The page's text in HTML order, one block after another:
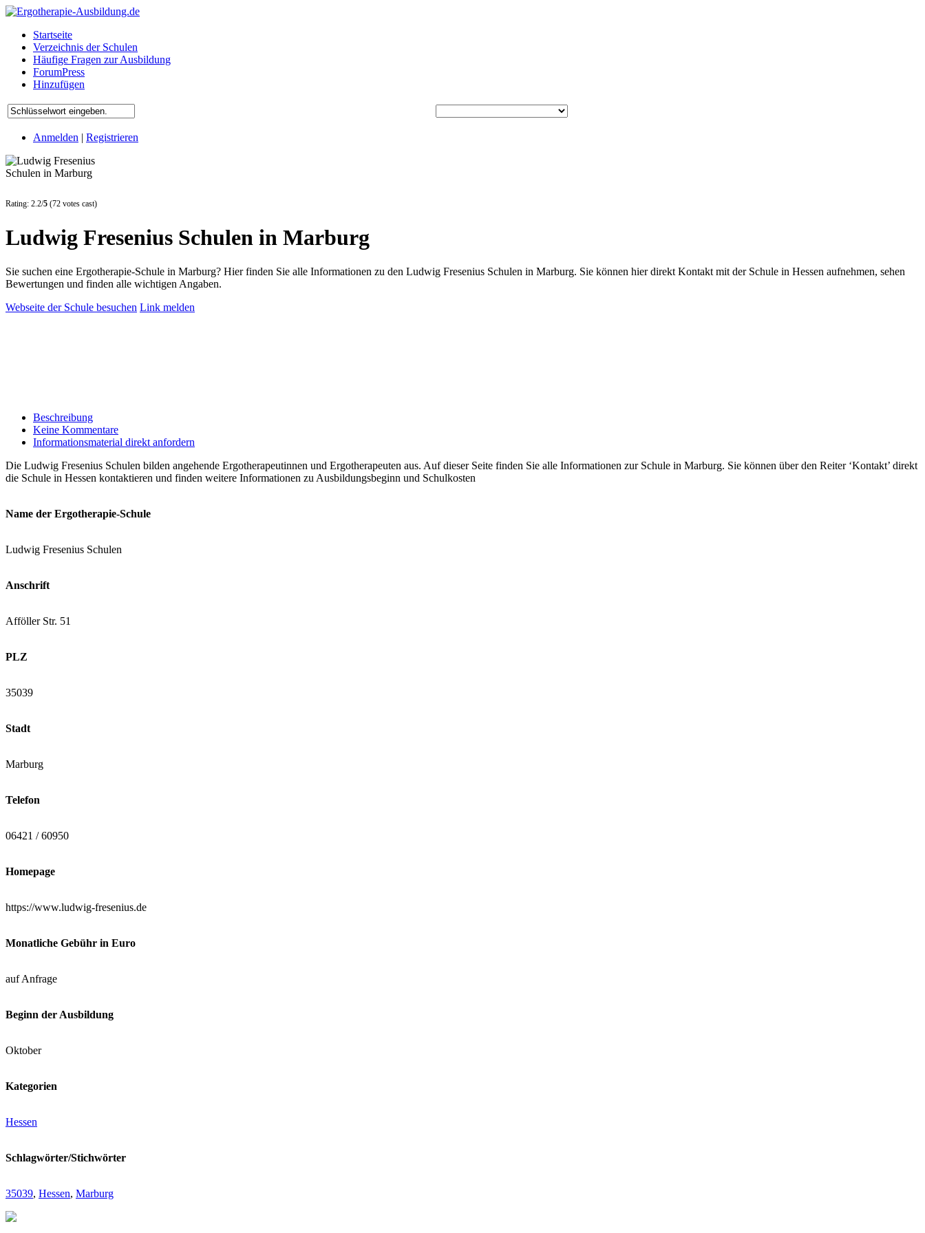
Startseite
Verzeichnis der Schulen
Häufige Fragen zur Ausbildung
ForumPress
Hinzufügen
Anmelden | Registrieren
Rating: 2.2/5 (72 votes cast)
Ludwig Fresenius Schulen in Marburg
Sie suchen eine Ergotherapie-Schule in Marburg? Hier finden Sie alle Informationen zu den Ludwig Fresenius Schulen in Marburg. Sie können hier direkt Kontakt mit der Schule in Hessen aufnehmen, sehen
Bewertungen und finden alle wichtigen Angaben.
Webseite der Schule besuchen Link melden
Beschreibung
Keine Kommentare
Informationsmaterial direkt anfordern
Die Ludwig Fresenius Schulen bilden angehende Ergotherapeutinnen und Ergotherapeuten aus. Auf dieser Seite finden Sie alle Informationen zur Schule in Marburg. Sie können über den Reiter ‘Kontakt’ direkt
die Schule in Hessen kontaktieren und finden weitere Informationen zu Ausbildungsbeginn und Schulkosten
Name der Ergotherapie-Schule
Ludwig Fresenius Schulen
Anschrift
Afföller Str. 51
PLZ
35039
Stadt
Marburg
Telefon
06421 / 60950
Homepage
https://www.ludwig-fresenius.de
Monatliche Gebühr in Euro
auf Anfrage
Beginn der Ausbildung
Oktober
Kategorien
Hessen
Schlagwörter/Stichwörter
35039, Hessen, Marburg